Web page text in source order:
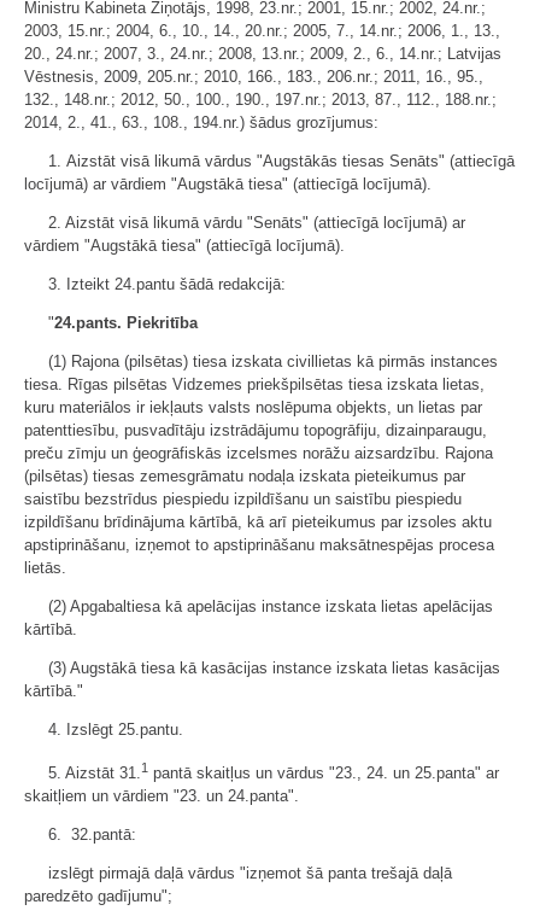
Ministru Kabineta Ziņotājs, 1998, 23.nr.; 2001, 15.nr.; 2002, 24.nr.;
2003, 15.nr.; 2004, 6., 10., 14., 20.nr.; 2005, 7., 14.nr.; 2006, 1., 13.,
20., 24.nr.; 2007, 3., 24.nr.; 2008, 13.nr.; 2009, 2., 6., 14.nr.; Latvijas
Vēstnesis, 2009, 205.nr.; 2010, 166., 183., 206.nr.; 2011, 16., 95.,
132., 148.nr.; 2012, 50., 100., 190., 197.nr.; 2013, 87., 112., 188.nr.;
2014, 2., 41., 63., 108., 194.nr.) šādus grozījumus:
1. Aizstāt visā likumā vārdus "Augstākās tiesas Senāts" (attiecīgā
locījumā) ar vārdiem "Augstākā tiesa" (attiecīgā locījumā).
2. Aizstāt visā likumā vārdu "Senāts" (attiecīgā locījumā) ar
vārdiem "Augstākā tiesa" (attiecīgā locījumā).
3. Izteikt 24.pantu šādā redakcijā:
"24.pants. Piekritība
(1) Rajona (pilsētas) tiesa izskata civillietas kā pirmās instances
tiesa. Rīgas pilsētas Vidzemes priekšpilsētas tiesa izskata lietas,
kuru materiālos ir iekļauts valsts noslēpuma objekts, un lietas par
patenttiesību, pusvadītāju izstrādājumu topogrāfiju, dizainparaugu,
preču zīmju un ģeogrāfiskās izcelsmes norāžu aizsardzību. Rajona
(pilsētas) tiesas zemesgrāmatu nodaļa izskata pieteikumus par
saistību bezstrīdus piespiedu izpildīšanu un saistību piespiedu
izpildīšanu brīdinājuma kārtībā, kā arī pieteikumus par izsoles aktu
apstiprināšanu, izņemot to apstiprināšanu maksātnespējas procesa
lietās.
(2) Apgabaltiesa kā apelācijas instance izskata lietas apelācijas
kārtībā.
(3) Augstākā tiesa kā kasācijas instance izskata lietas kasācijas
kārtībā."
4. Izslēgt 25.pantu.
5. Aizstāt 31.1 pantā skaitļus un vārdus "23., 24. un 25.panta" ar
skaitļiem un vārdiem "23. un 24.panta".
6. 32.pantā:
izslēgt pirmajā daļā vārdus "izņemot šā panta trešajā daļā
paredzēto gadījumu";